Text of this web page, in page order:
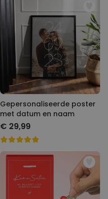
Gepersonaliseerde poster
met datum en naam
€ 29,99